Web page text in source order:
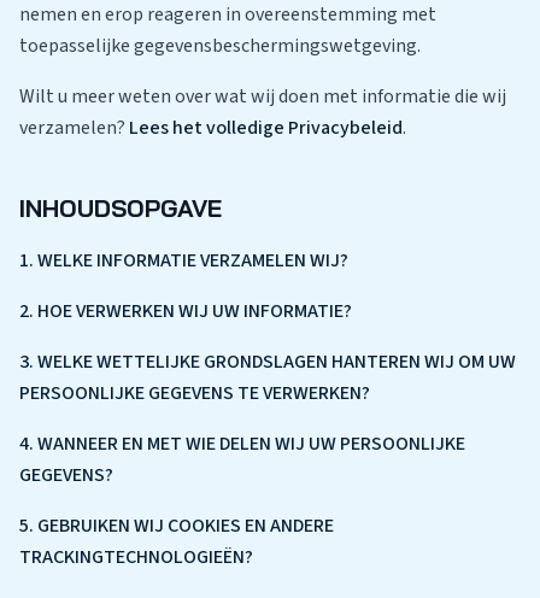
nemen en erop reageren in overeenstemming met
toepasselijke gegevensbeschermingswetgeving.
Wilt u meer weten over wat wij doen met informatie die wij
verzamelen? Lees het volledige Privacybeleid.
INHOUDSOPGAVE
1. WELKE INFORMATIE VERZAMELEN WIJ?
2. HOE VERWERKEN WIJ UW INFORMATIE?
3. WELKE WETTELIJKE GRONDSLAGEN HANTEREN WIJ OM UW
PERSOONLIJKE GEGEVENS TE VERWERKEN?
4. WANNEER EN MET WIE DELEN WIJ UW PERSOONLIJKE
GEGEVENS?
5. GEBRUIKEN WIJ COOKIES EN ANDERE
TRACKINGTECHNOLOGIEËN?